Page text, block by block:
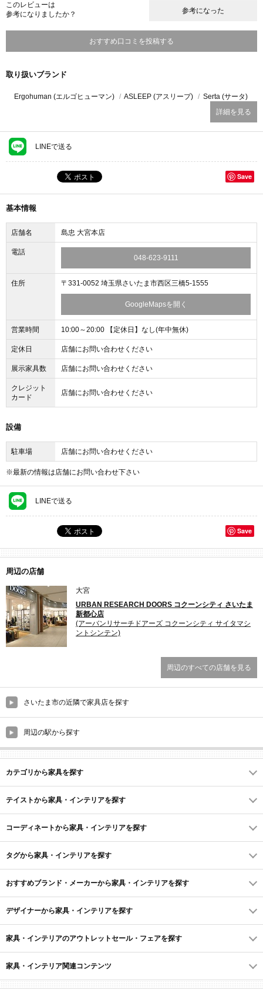
ここが良かった
このレビューは
参考になりましたか？
参考になった
おすすめ口コミを投稿する
取り扱いブランド
Ergohuman (エルゴヒューマン) ASLEEP (アスリープ)
Serta (サータ)
詳細を見る
LINEで送る
Save
基本情報
店舗名 島忠 大宮本店
電話
048-623-9111
住所 〒331-0052 埼玉県さいたま市西区三橋5-1555
GoogleMapsを開く
営業時間 10:00～20:00 【定休日】なし(年中無休)
定休日 店舗にお問い合わせください
展示家具数 店舗にお問い合わせください
クレジット
カード
店舗にお問い合わせください
設備
駐車場 店舗にお問い合わせください
※最新の情報は店舗にお問い合わせ下さい
LINEで送る
Save
周辺の店舗
大宮
URBAN RESEARCH DOORS コクーンシティ さいたま
新都心店
(アーバンリサーチドアーズ コクーンシティ サイタマシ
ントシンテン)
周辺のすべての店舗を見る
さいたま市の近隣で家具店を探す
周辺の駅から探す
カテゴリから家具を探す
テイストから家具・インテリアを探す
コーディネートから家具・インテリアを探す
タグから家具・インテリアを探す
おすすめブランド・メーカーから家具・インテリアを探す
デザイナーから家具・インテリアを探す
家具・インテリアのアウトレットセール・フェアを探す
家具・インテリア関連コンテンツ